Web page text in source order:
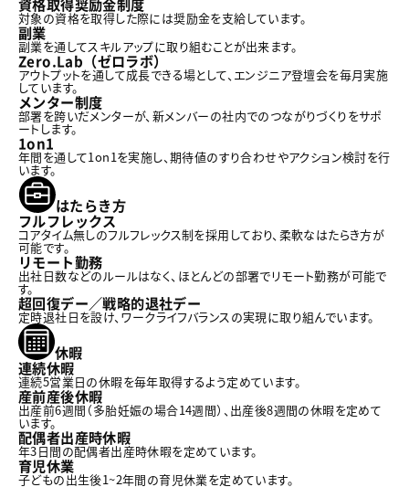
対象の資格を取得した際には奨励金を支給しています。
副業
副業を通してスキルアップに取り組むことが出来ます。
Zero.Lab（ゼロラボ）
アウトプットを通して成長できる場として、エンジニア登壇会を毎月実施
しています。
メンター制度
部署を跨いだメンターが、新メンバーの社内でのつながりづくりをサポ
ートします。
1on1
年間を通して1on1を実施し、期待値のすり合わせやアクション検討を行
います。
はたらき方
フルフレックス
コアタイム無しのフルフレックス制を採用しており、柔軟なはたらき方が
可能です。
リモート勤務
出社日数などのルールはなく、ほとんどの部署でリモート勤務が可能で
す。
超回復デー／戦略的退社デー
定時退社日を設け、ワークライフバランスの実現に取り組んでいます。
休暇
連続休暇
連続5営業日の休暇を毎年取得するよう定めています。
産前産後休暇
出産前6週間（多胎妊娠の場合14週間）、出産後8週間の休暇を定めて
います。
配偶者出産時休暇
年3日間の配偶者出産時休暇を定めています。
育児休業
子どもの出生後1~2年間の育児休業を定めています。